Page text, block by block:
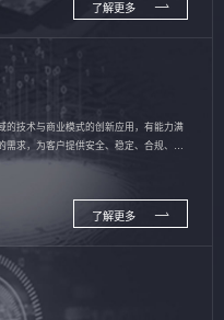
了解更多
的技术与商业模式的创新应用，有能力满
需求，为客户提供安全、稳定、合规、持
了解更多